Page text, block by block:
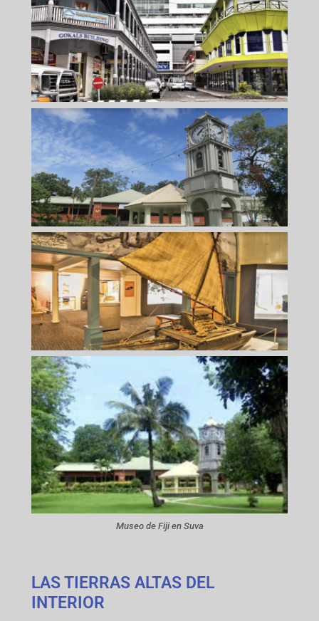
Museo de Fiji en Suva
LAS TIERRAS ALTAS DEL
INTERIOR